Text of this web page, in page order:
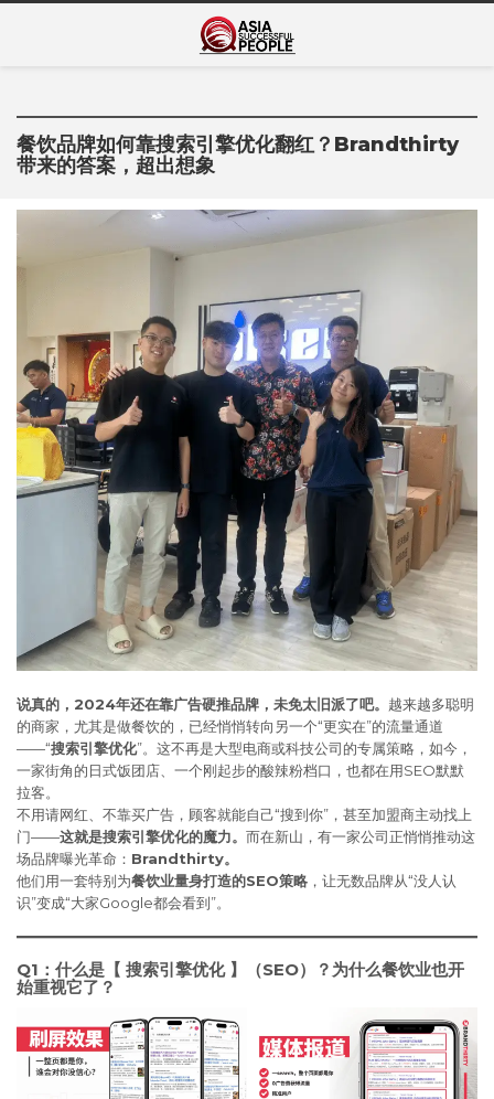
Asia Successful
People
餐饮品牌如何靠搜索引擎优化翻红？Brandthirty
带来的答案，超出想象
说真的，2024年还在靠广告硬推品牌，未免太旧派了吧。 越来越多聪明
的商家，尤其是做餐饮的，已经悄悄转向另一个“更实在”的流量通道
——“搜索引擎优化”。这不再是大型电商或科技公司的专属策略，如今，
一家街角的日式饭团店、一个刚起步的酸辣粉档口，也都在用SEO默默
拉客。
不用请网红、不靠买广告，顾客就能自己“搜到你”，甚至加盟商主动找上
门——这就是搜索引擎优化的魔力。 而在新山，有一家公司正悄悄推动这
场品牌曝光革命： Brandthirty。
他们用一套特别为餐饮业量身打造的SEO策略 ，让无数品牌从“没人认
识”变成“大家Google都会看到”。
Q1：什么是【 搜索引擎优化 】（SEO）？为什么餐饮业也开
始重视它了？